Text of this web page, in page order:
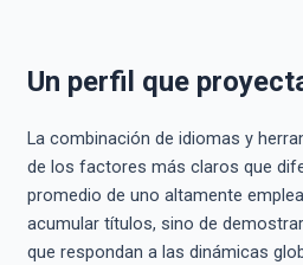
Un perfil que
La combinación de idiomas y
de los factores más claros que
promedio de uno altamente
acumular títulos, sino de
que respondan a las dinámicas